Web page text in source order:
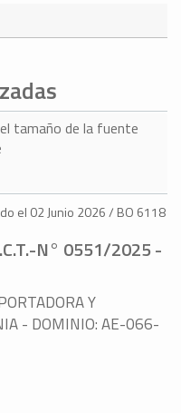
tamaño de la fuente
el 02 Junio 2026 / BO 6118
N° 0551/2025 -
Y
- DOMINIO: AE-066-